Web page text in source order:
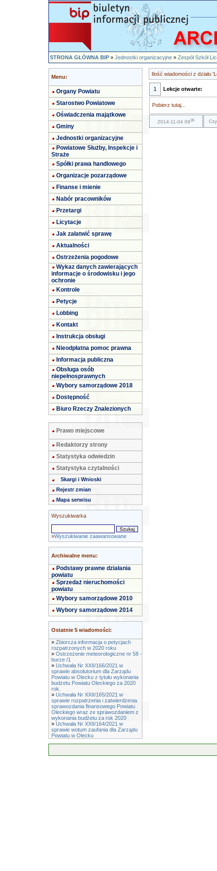
STRONA GŁÓWNA BIP»Jednostki organizacyjne»Zespół Szkół
Menu:
Organy Powiatu
Starostwo Powiatowe
Oświadczenia majątkowe
Gminy
Jednostki organizacyjne
Powiatowe Służby, Inspekcje i
Straże
Spółki prawa handlowego
Organizacje pozarządowe
Finanse i mienie
Nabór pracowników
Przetargi
Licytacje
Jak załatwić sprawę
Aktualności
Ostrzeżenia pogodowe
Wykaz danych zawierających
informacje o środowisku i jego
ochronie
Kontrole
Petycje
Lobbing
Kontakt
Instrukcja obsługi
Nieodpłatna pomoc prawna
Informacja publiczna
Obsługa osób
niepełnosprawnych
Wybory samorządowe 2018
Dostępność
Biuro Rzeczy Znalezionych
Prawo miejscowe
Redaktorzy strony
Statystyka odwiedzin
Statystyka czytalności
Skargi i Wnioski
Rejestr zmian
Mapa serwisu
Wyszukiwarka
»Wyszukiwanie zaawansowane
Archiwalne menu:
Podstawy prawne działania
powiatu
Sprzedaż nieruchomości
powiatu
Wybory samorządowe 2010
Wybory samorządowe 2014
Ostatnie 5 wiadomości:
» Zbiorcza informacja o petycjach
rozpatrzonych w 2020 roku
» Ostrzeżenie meteorologiczne nr 58 -
burze /1
» Uchwała Nr XXII/166/2021 w
sprawie absolutorium dla Zarządu
Powiatu w Olecku z tytułu wykonania
budżetu Powiatu Oleckiego za 2020
rok.
» Uchwała Nr XXII/165/2021 w
sprawie rozpatrzenia i zatwierdzenia
sprawozdania finansowego Powiatu
Oleckiego wraz ze sprawozdaniem z
wykonania budżetu za rok 2020
» Uchwała Nr XXII/164/2021 w
sprawie wotum zaufania dla Zarządu
Powiatu w Olecku
Ilość wiadomości z działu
1 Lekcje otwarte:
Pobierz tutaj...
2014-11-04 0936